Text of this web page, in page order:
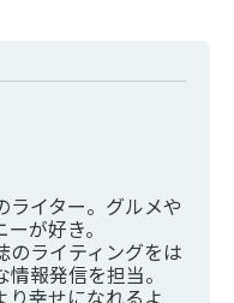
ライター。グルメや
が好き。
のライティングをは
報発信を担当。
り幸せになれるよ